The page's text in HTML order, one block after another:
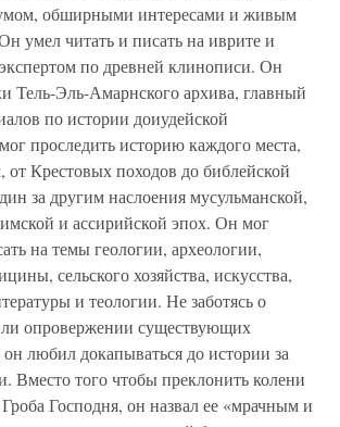
обширными интересами и живым
умел читать и писать на иврите и
по древней клинописи. Он
Тель-Эль-Амарнского архива, главный
по истории доиудейской
проследить историю каждого места,
от Крестовых походов до библейской
за другим наслоения мусульманской,
и ассирийской эпох. Он мог
на темы геологии, археологии,
сельского хозяйства, искусства,
и теологии. Не заботясь о
опровержении существующих
любил докапываться до истории за
Вместо того чтобы преклонить колени
Господня, он назвал ее «мрачным и